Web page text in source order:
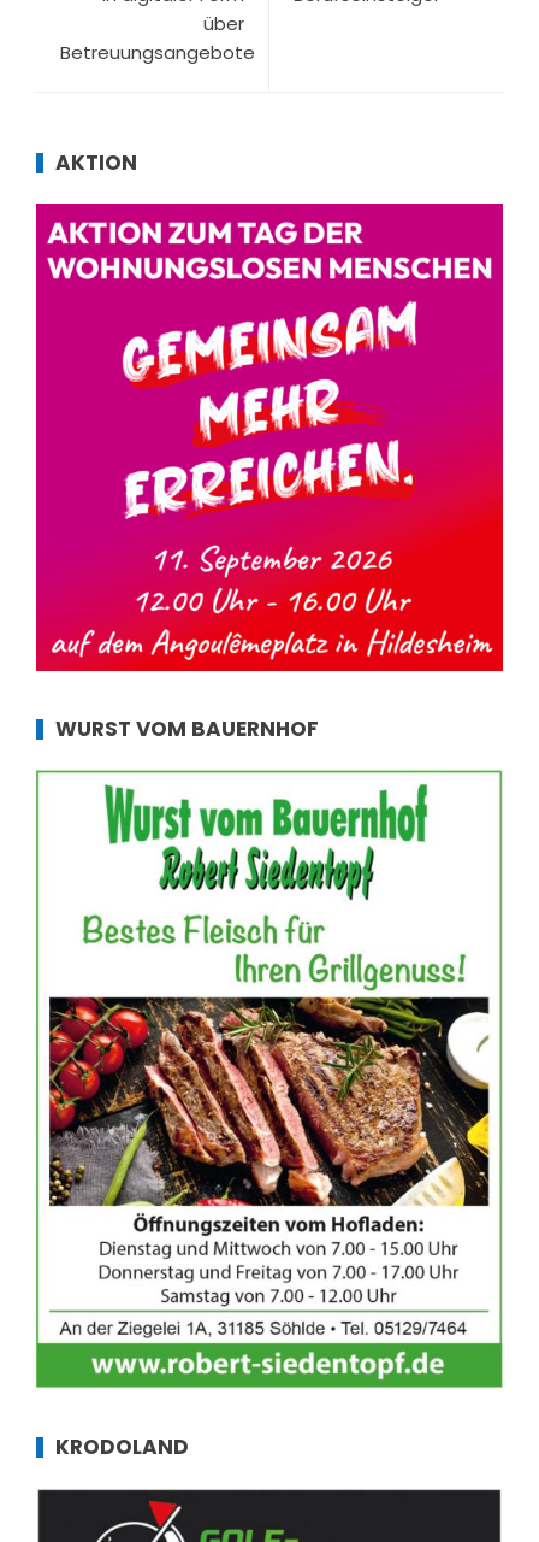
über
Betreuungsangebote
AKTION
WURST VOM BAUERNHOF
KRODOLAND